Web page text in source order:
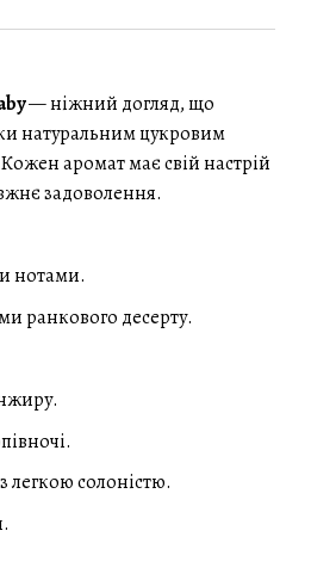
— ніжний догляд, що
натуральним цукровим
аромат має свій настрій
задоволення.
нотами.
ранкового десерту.
солоністю.